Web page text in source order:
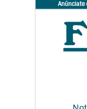
Anúnciate